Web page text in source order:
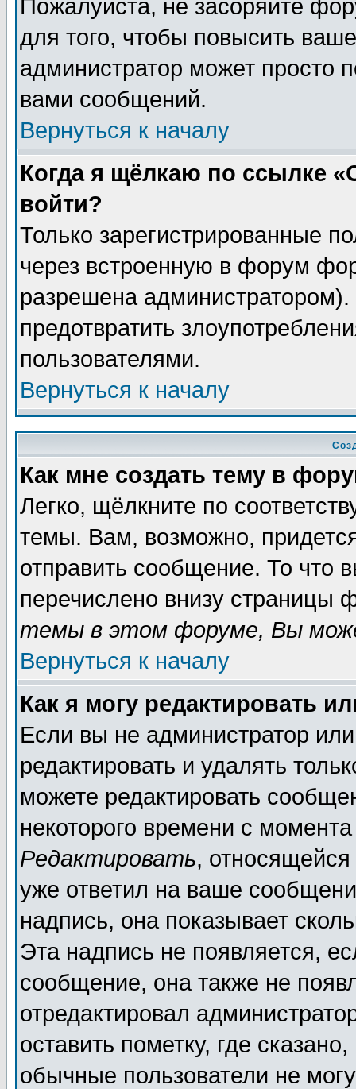
Пожалуйста, не засоряйте
для того, чтобы повысить
администратор может просто
вами сообщений.
Вернуться к началу
Когда я щёлкаю по ссылке
войти?
Только зарегистрированные
через встроенную в форум
разрешена
предотвратить
пользователями.
Вернуться к началу
Как мне создать тему в
Легко, щёлкните по
темы. Вам, возможно,
отправить сообщение. То что
перечислено внизу страницы
темы в этом форуме, Вы
Вернуться к началу
Как я могу редактировать
Если вы не администратор
редактировать и удалять
можете редактировать
некоторого времени с
Редактировать,
уже ответил на ваше
надпись, она показывает
Эта надпись не появляется,
сообщение, она также не
отредактировал
оставить пометку, где
обычные пользователи не